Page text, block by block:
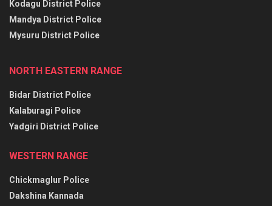
Kodagu District Police
Mandya District Police
Mysuru District Police
NORTH EASTERN RANGE
Bidar District Police
Kalaburagi Police
Yadgiri District Police
WESTERN RANGE
Chickmaglur Police
Dakshina Kannada